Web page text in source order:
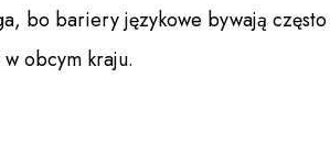
bo bariery językowe bywają często
obcym kraju.